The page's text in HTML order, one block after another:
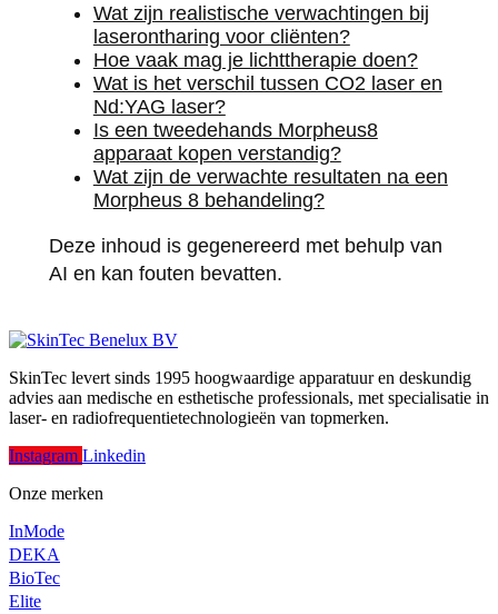
Wat zijn realistische verwachtingen bij
laserontharing voor cliënten?
Hoe vaak mag je lichttherapie doen?
Wat is het verschil tussen CO2 laser en
Nd:YAG laser?
Is een tweedehands Morpheus8
apparaat kopen verstandig?
Wat zijn de verwachte resultaten na een
Morpheus 8 behandeling?
Deze inhoud is gegenereerd met behulp van
AI en kan fouten bevatten.
SkinTec levert sinds 1995 hoogwaardige apparatuur en deskundig
advies aan medische en esthetische professionals, met specialisatie in
laser- en radiofrequentietechnologieën van topmerken.
Instagram Linkedin
Onze merken
InMode
DEKA
BioTec
Elite